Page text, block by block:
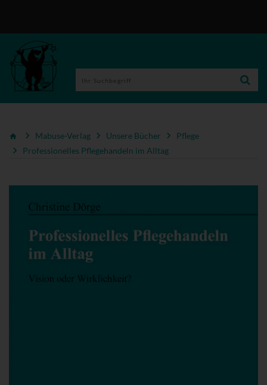
Mabuse-Verlag Unsere Bücher
Pflege
Professionelles Pflegehandeln im Alltag